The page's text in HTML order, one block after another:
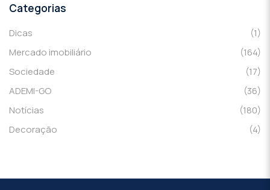
Categorias
Dicas
(1)
Mercado imobiliário
(164)
Sociedade
(17)
ADEMI-GO
(36)
Notícias
(180)
Decoração
(4)